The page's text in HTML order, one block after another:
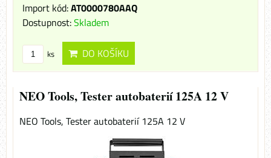
Import kód:AT0000780AAQ
Dostupnost:Skladem
ks DO KOŠÍKU
NEO Tools, Tester autobaterií 125A 12 V
NEO Tools, Tester autobaterií 125A 12 V